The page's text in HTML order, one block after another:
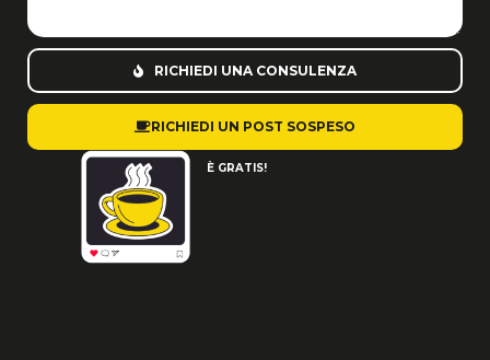
RICHIEDI UNA CONSULENZA
RICHIEDI UN POST SOSPESO
È GRATIS!